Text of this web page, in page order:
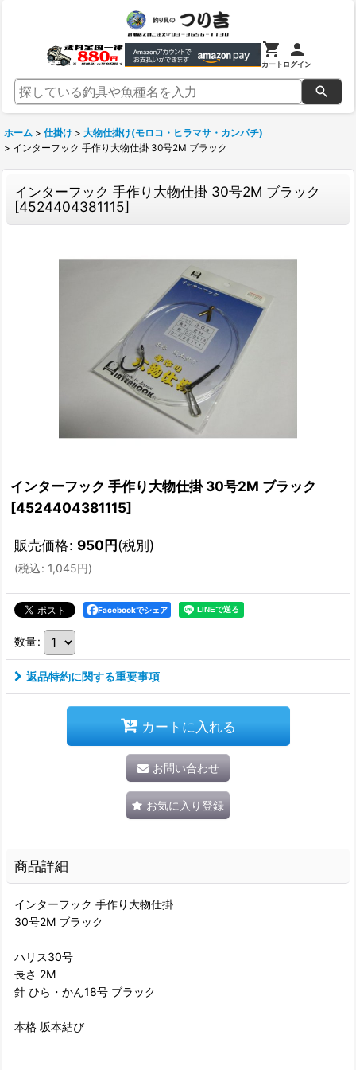
カートログイン
ホーム > 仕掛け > 大物仕掛け(モロコ・ヒラマサ・カンパチ)
> インターフック 手作り大物仕掛 30号2M ブラック
インターフック 手作り大物仕掛 30号2M ブラック
[4524404381115]
インターフック 手作り大物仕掛 30号2M ブラック
[4524404381115]
販売価格: 950円(税別)
(税込: 1,045円)
Facebookでシェア
数量:
返品特約に関する重要事項
カートに入れる
お問い合わせ
お気に入り登録
商品詳細
インターフック 手作り大物仕掛
30号2M ブラック
ハリス30号
長さ 2M
針 ひら・かん18号 ブラック
本格 坂本結び